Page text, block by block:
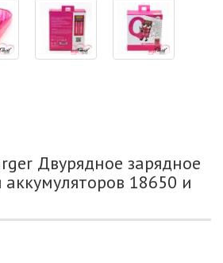
Двурядное зарядное
аккумуляторов 18650 и